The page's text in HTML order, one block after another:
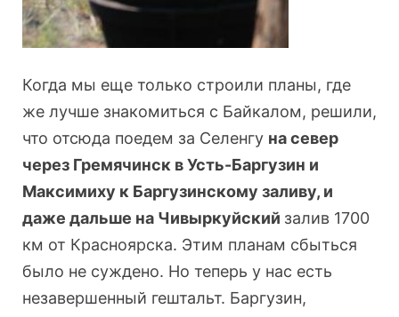
Когда мы еще только строили планы, где
же лучше знакомиться с Байкалом, решили,
что отсюда поедем за Селенгу на север
через Гремячинск в Усть-Баргузин и
Максимиху к Баргузинскому заливу, и
даже дальше на Чивыркуйский залив 1700
км от Красноярска. Этим планам сбыться
было не суждено. Но теперь у нас есть
незавершенный гештальт. Баргузин,